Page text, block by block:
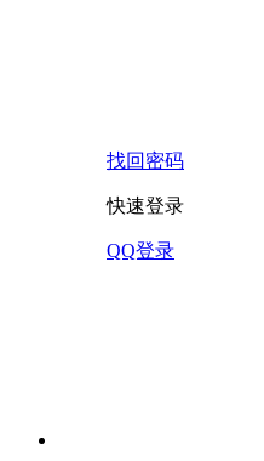
找回密码
快速登录
QQ登录